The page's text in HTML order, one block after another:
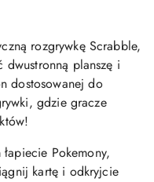
rozgrywkę Scrabble,
planszę i
dostosowanej do
gdzie gracze
Pokemony,
kartę i odkryjcie